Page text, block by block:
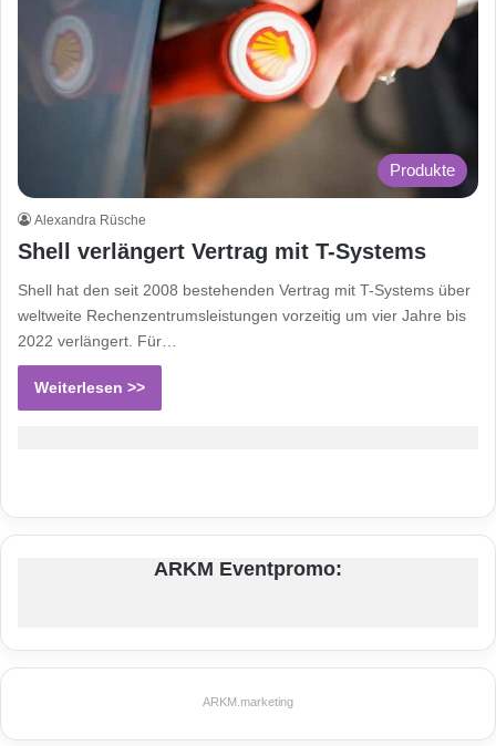
Produkte
Alexandra Rüsche
Shell verlängert Vertrag mit T-Systems
Shell hat den seit 2008 bestehenden Vertrag mit T-Systems über
weltweite Rechenzentrumsleistungen vorzeitig um vier Jahre bis
2022 verlängert. Für…
Weiterlesen >>
ARKM Eventpromo:
ARKM.marketing